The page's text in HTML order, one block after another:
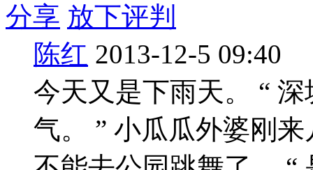
分享 放下评判
陈红 2013-12-5 09:40
今天又是下雨天。 “
气。 ” 小瓜瓜外婆刚